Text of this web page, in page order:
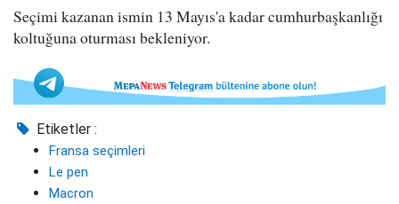
Seçimi kazanan ismin 13 Mayıs'a kadar cumhurbaşkanlığı
koltuğuna oturması bekleniyor.
Etiketler :
Fransa seçimleri
Le pen
Macron